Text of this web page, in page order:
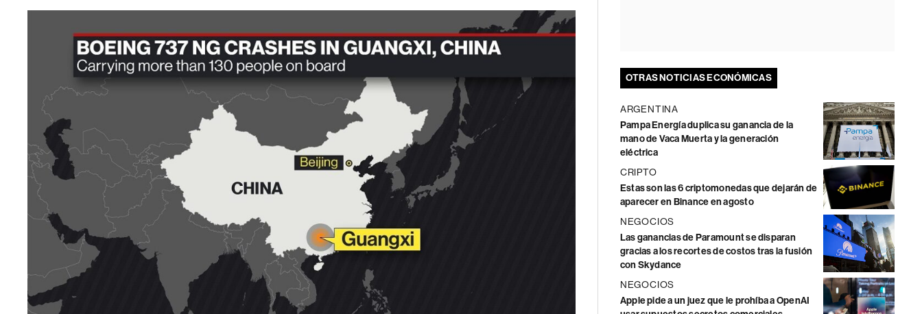
OTRAS NOTICIAS ECONÓMICAS
ARGENTINA
Pampa Energía duplica su ganancia de la
mano de Vaca Muerta y la generación
eléctrica
CRIPTO
Estas son las 6 criptomonedas que dejarán de
aparecer en Binance en agosto
NEGOCIOS
Las ganancias de Paramount se disparan
gracias a los recortes de costos tras la fusión
con Skydance
NEGOCIOS
Apple pide a un juez que le prohíba a OpenAI